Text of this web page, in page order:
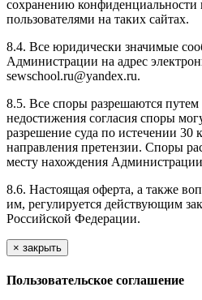
сохранению
пользователями на таких сайтах.
8.4. Все юридически значимые
Администрации на адрес
sewschool.ru@yandex.ru.
8.5. Все споры разрешаются путем
недостижения согласия споры
разрешение суда по истечении 30
направления претензии. Споры
месту нахождения
8.6. Настоящая оферта, а также
им, регулируется действующим
Российской Федерации.
× закрыть
Пользовательское соглашение